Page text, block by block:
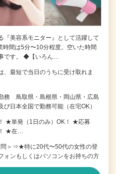
『美容系モニター』として活躍して
時間は5分〜10分程度。空いた時間
です。 ◆【いろん…
最短で当日のうちに受け取れま
務 鳥取県・島根県・岡山県・広島
び日本全国で勤務可能（在宅OK）
★単発（1日のみ）OK！ ★応募
！ ★在…
問＞⇒★特に20代〜50代の女性の登
ンもしくはパソコンをお持ちの方